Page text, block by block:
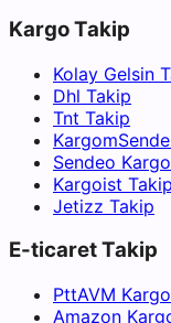
Kargo Takip
Kolay Gelsin
Dhl Takip
Tnt Takip
Sendeo
Kargoist Takip
Jetizz Takip
E-ticaret Takip
PttAVM
Amazon